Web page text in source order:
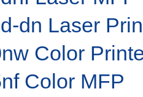
dn Laser
Color
Color MFP